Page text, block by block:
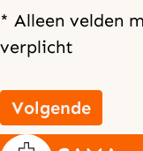
* Alleen velden
verplicht
Volgende